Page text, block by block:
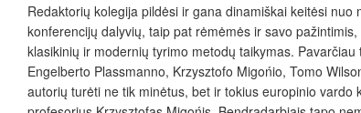
Redaktorių kolegija pildėsi ir gana dinamiškai keitėsi
konferencijų dalyvių, taip pat rėmėmės ir savo
klasikinių ir modernių tyrimo metodų taikymas.
Engelberto Plassmanno, Krzysztofo Migońio, Tomo
autorių turėti ne tik minėtus, bet ir tokius europinio